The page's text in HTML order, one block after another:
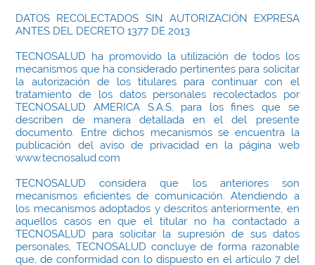
DATOS RECOLECTADOS SIN AUTORIZACIÓN EXPRESA
ANTES DEL DECRETO 1377 DE 2013
TECNOSALUD ha promovido la utilización de todos los
mecanismos que ha considerado pertinentes para solicitar
la autorización de los titulares para continuar con el
tratamiento de los datos personales recolectados por
TECNOSALUD AMERICA S.A.S, para los fines que se
describen de manera detallada en el del presente
documento. Entre dichos mecanismos se encuentra la
publicación del aviso de privacidad en la página web
www.tecnosalud.com
TECNOSALUD considera que los anteriores son
mecanismos eficientes de comunicación. Atendiendo a
los mecanismos adoptados y descritos anteriormente, en
aquellos casos en que el titular no ha contactado a
TECNOSALUD para solicitar la supresión de sus datos
personales, TECNOSALUD concluye de forma razonable
que, de conformidad con lo dispuesto en el artículo 7 del